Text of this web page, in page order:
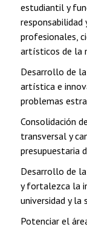
estudiantil y
profesionales,
artísticos de la
Desarrollo de
artística e
problemas
Consolidación
transversal y
presupuestaria
Desarrollo de
y fortalezca la
universidad y la
Potenciar el